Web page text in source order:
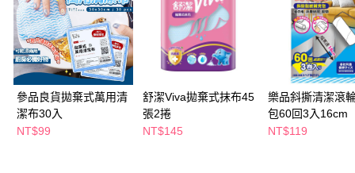
３．未成年的使用者請事先徵得法定代理人或監護人之同意方可使用
「AFTEE先享後付」，若未經同意申辦者引起之損失，本公司不負相關責
任。
４．使用「AFTEE先享後付」時，將依據個別帳號之用戶狀況，依本公司即
時審查核予不同之上限額度；若仍有額度不足之情形，本公司將視審查結果
請求用戶進行身份認證。
５．嚴禁一人註冊多個帳號或使用他人資訊註冊。若發現惡意使用之情形，
恩沛科技股份有限公司將有權停止該用戶之使用額度並採取法律行動。
宅配(本島)
每筆NT$100，滿NT$790(含以上)免運費
付款後寶雅門市自取(由倉庫統一出貨)
每筆NT$80，滿NT$290(含以上)免運費
參品良貨拋棄式萬用清
潔布30入
NT$99
舒潔Viva拋棄式抹布45
張2捲
NT$145
樂品斜撕清潔滾
包60回3入16cm
NT$119